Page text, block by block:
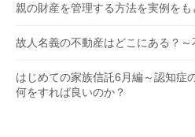
親の財産を管理する方法を実例を
故人名義の不動産はどこにある？
はじめての家族信託6月編～認知症
何をすれば良いのか？